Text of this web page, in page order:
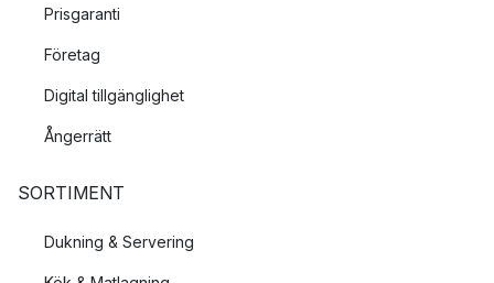
Prisgaranti
Företag
Digital tillgänglighet
Ångerrätt
SORTIMENT
Dukning & Servering